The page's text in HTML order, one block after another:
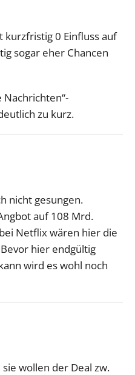
kurzfristig 0 Einfluss auf
sogar eher Chancen
Nachrichten“-
zu kurz.
nicht gesungen.
auf 108 Mrd.
Netflix wären hier die
hier endgültig
wird es wohl noch
wollen der Deal zw.